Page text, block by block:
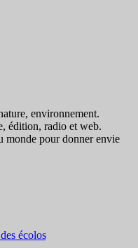
environnement.
édition, radio et web.
monde pour donner envie